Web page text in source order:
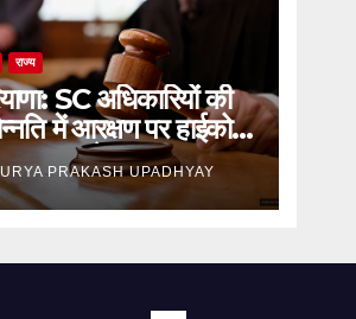
राज्य
SC अधिकारियों की
में आरक्षण पर हाईकोर्ट
स्थगन आदेश
PRAKASH UPADHYAY